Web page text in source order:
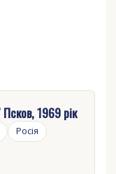
1969 рік
Росія